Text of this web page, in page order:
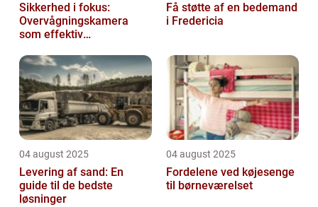
Sikkerhed i fokus:
Overvågningskamera
som effektiv
Få støtte af en bedemand
i Fredericia
04 august 2025
Levering af sand: En
guide til de bedste
løsninger
04 august 2025
Fordelene ved køjesenge
til børneværelset